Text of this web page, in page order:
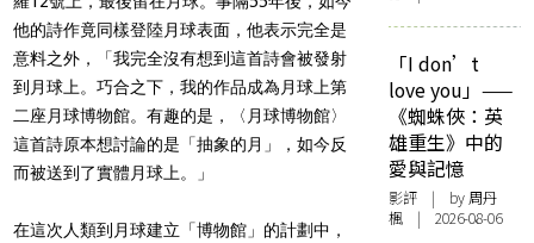
他的詩作竟同樣登陸月球表面，他表示完全是
意料之外，「我完全沒有想到這首詩會被發射
到月球上。巧合之下，我的作品成為月球上第
二座月球博物館。有趣的是，〈月球博物館〉
這首詩原本想討論的是「抽象的月」，如今反
而被送到了實體月球上。」
在這次人類到月球建立「博物館」的計劃中，
「I don’t
love you」——
《蜘蛛俠：英
雄重生》中的
愛與記憶
影評 | by周丹
楓 | 2026-08-06